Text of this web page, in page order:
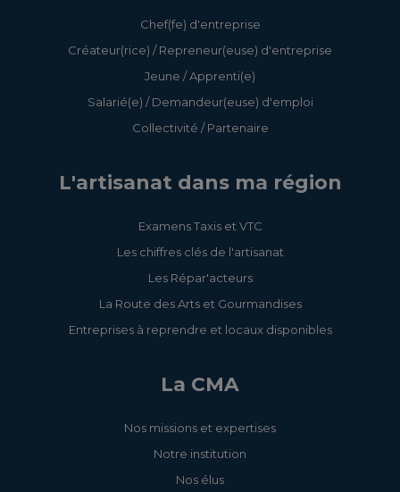
Chef(fe) d'entreprise
Créateur(rice) / Repreneur(euse) d'entreprise
Jeune / Apprenti(e)
Salarié(e) / Demandeur(euse) d'emploi
Collectivité / Partenaire
L'artisanat dans ma région
Examens Taxis et VTC
Les chiffres clés de l'artisanat
Les Répar'acteurs
La Route des Arts et Gourmandises
Entreprises à reprendre et locaux disponibles
La CMA
Nos missions et expertises
Notre institution
Nos élus